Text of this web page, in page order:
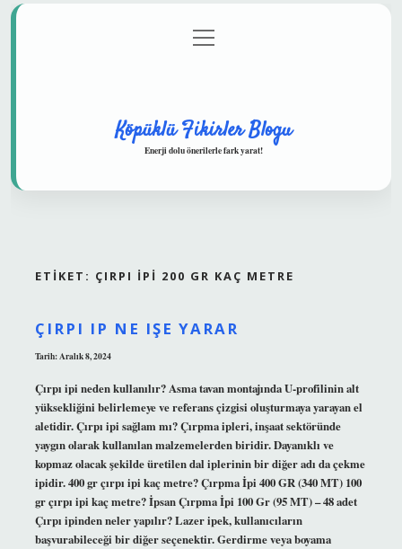
Gizlilik Politikası
menüyü
aç
Köpüklü Fikirler Blogu
Enerji dolu önerilerle fark yarat!
ETIKET: ÇIRPI IPI 200 GR KAÇ METRE
ÇIRPI IP NE IŞE YARAR
Tarih: Aralık 8, 2024
Çırpı ipi neden kullanılır? Asma tavan montajında ​​U-profilinin alt
yüksekliğini belirlemeye ve referans çizgisi oluşturmaya yarayan el
aletidir. Çırpı ipi sağlam mı? Çırpma ipleri, inşaat sektöründe
yaygın olarak kullanılan malzemelerden biridir. Dayanıklı ve
kopmaz olacak şekilde üretilen dal iplerinin bir diğer adı da çekme
ipidir. 400 gr çırpı ipi kaç metre? Çırpma İpi 400 GR (340 MT) 100
gr çırpı ipi kaç metre? İpsan Çırpma İpi 100 Gr (95 MT) – 48 adet
Çırpı ipinden neler yapılır? Lazer ipek, kullanıcıların
başvurabileceği bir diğer seçenektir. Gerdirme veya boyama